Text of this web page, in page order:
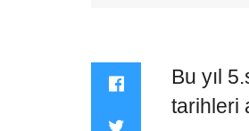
Bu yıl
tarihleri